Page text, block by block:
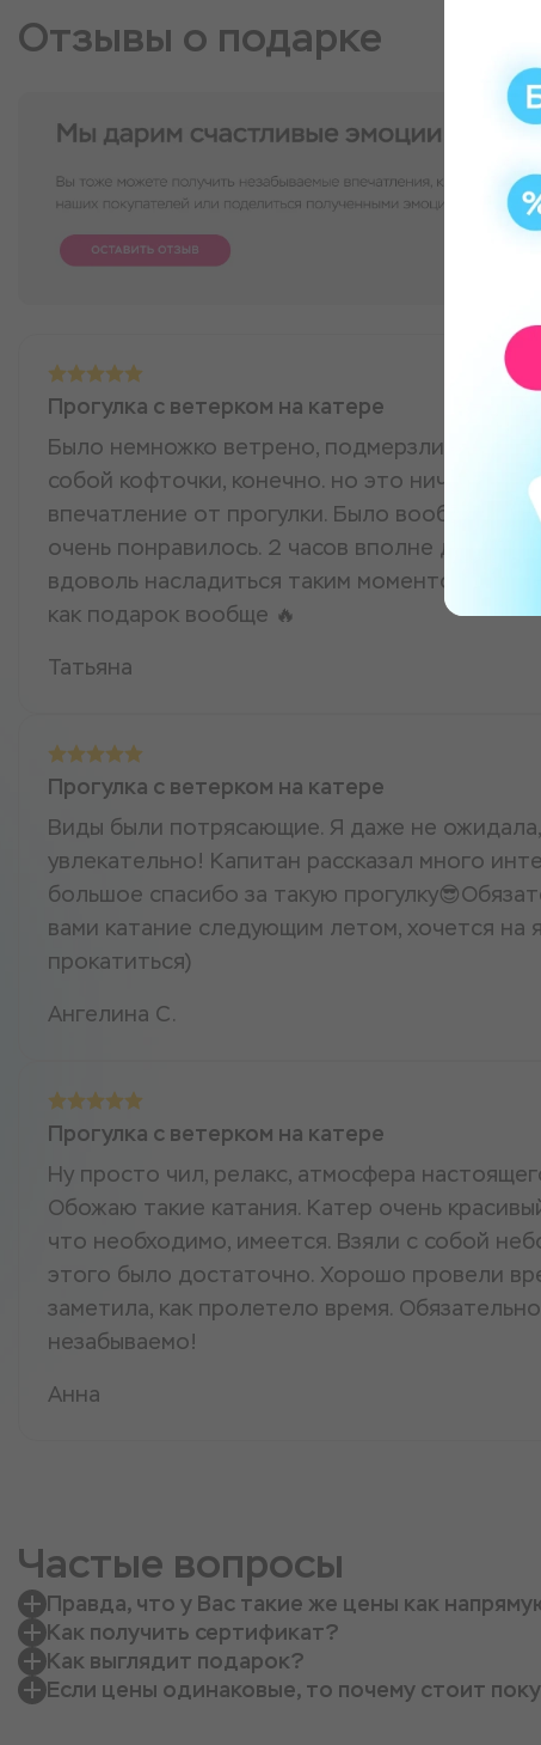
Отзывы о подарке
Прогулка с ветерком на катере
Было немножко ветрено, подмерзли
собой кофточки, конечно. но это ничуть не
впечатление от прогулки. Было вообще так
очень понравилось. 2 часов вполне
вдоволь насладиться таким моментом.
как подарок вообще 🔥
Татьяна
Прогулка с ветерком на катере
Виды были потрясающие. Я даже не
увлекательно! Капитан рассказал много
большое спасибо за такую
вами катание следующим летом, хочется на
прокатиться)
Ангелина С.
Прогулка с ветерком на катере
Ну просто чил, релакс, атмосфера
Обожаю такие катания. Катер очень
что необходимо, имеется. Взяли с собой
этого было достаточно. Хорошо провели
заметила, как пролетело время.
незабываемо!
Анна
Частые вопросы
Правда, что у Вас такие же цены как
Как получить сертификат?
Как выглядит подарок?
Если цены одинаковые, то почему стоит